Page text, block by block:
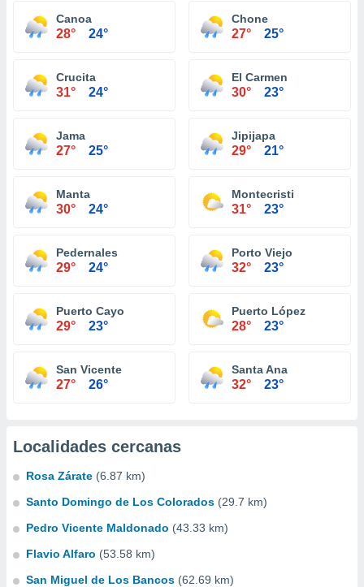
Canoa
28° 24°
Chone
27° 25°
Crucita
31° 24°
El Carmen
30° 23°
Jama
27° 25°
Jipijapa
29° 21°
Manta
30° 24°
Montecristi
31° 23°
Pedernales
29° 24°
Porto Viejo
32° 23°
Puerto Cayo
29° 23°
Puerto López
28° 23°
San Vicente
27° 26°
Santa Ana
32° 23°
Localidades cercanas
Rosa Zárate (6.87 km)
Santo Domingo de Los Colorados (29.7 km)
Pedro Vicente Maldonado (43.33 km)
Flavio Alfaro (53.58 km)
San Miguel de Los Bancos (62.69 km)